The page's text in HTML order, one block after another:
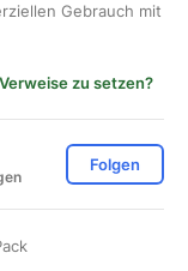
Gebrauch mit
zu setzen?
Folgen